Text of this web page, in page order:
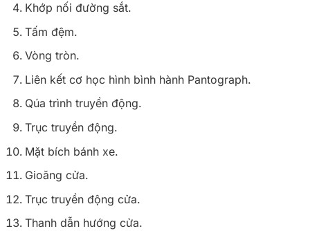
Khớp nối đường sắt.
Tấm đệm.
Vòng tròn.
Liên kết cơ học hình bình hành Pantograph.
Qúa trình truyền động.
Trục truyền động.
Mặt bích bánh xe.
Gioăng cửa.
Trục truyền động cửa.
Thanh dẫn hướng cửa.